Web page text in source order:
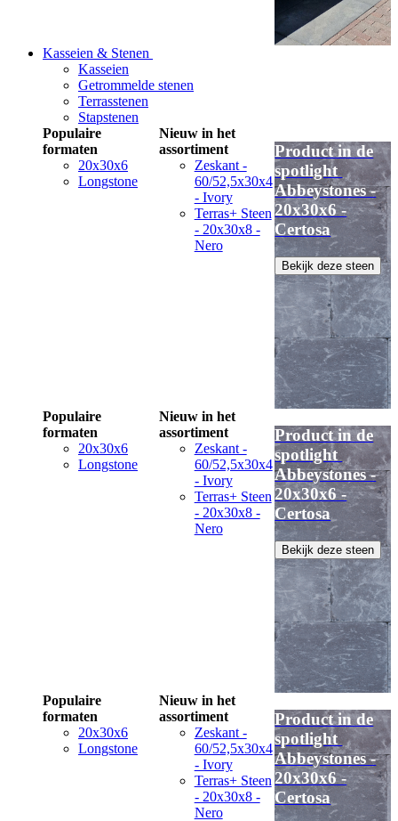
Kasseien & Stenen
Kasseien
Getrommelde stenen
Terrasstenen
Stapstenen
Populaire
formaten
20x30x6
Longstone
Nieuw in het
assortiment
Zeskant -
60/52,5x30x4
- Ivory
Terras+ Steen
- 20x30x8 -
Nero
Product in de
spotlight
Abbeystones -
20x30x6 -
Certosa
Bekijk deze steen
Populaire
formaten
20x30x6
Longstone
Nieuw in het
assortiment
Zeskant -
60/52,5x30x4
- Ivory
Terras+ Steen
- 20x30x8 -
Nero
Product in de
spotlight
Abbeystones -
20x30x6 -
Certosa
Bekijk deze steen
Populaire
formaten
20x30x6
Longstone
Nieuw in het
assortiment
Zeskant -
60/52,5x30x4
- Ivory
Terras+ Steen
- 20x30x8 -
Nero
Product in de
spotlight
Abbeystones -
20x30x6 -
Certosa